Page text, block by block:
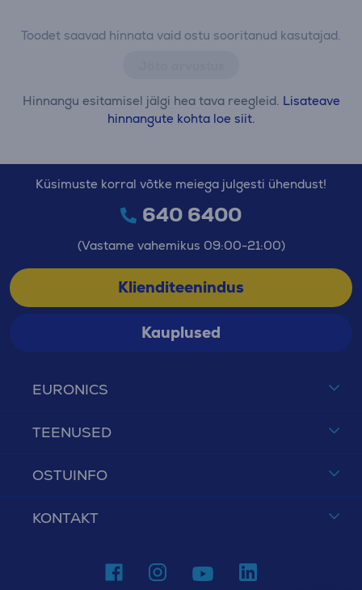
Toodet saavad hinnata vaid ostu sooritanud kasutajad.
Hinnangu esitamisel jälgi hea tava reegleid. Lisateave
hinnangute kohta loe siit.
EURONICS
TEENUSED
OSTUINFO
KONTAKT
Küsimuste korral võtke meiega julgesti ühendust!
640 6400
(Vastame vahemikus 09:00-21:00)
Klienditeenindus
Kauplused